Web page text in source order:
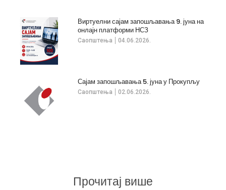
Саопштења 04.06.2026.
Виртуелни сајам запошљавања 9. јуна на
онлајн платформи НСЗ
Саопштења 02.06.2026.
Сајам запошљавања 5. јуна у Прокупљу
Прочитај више